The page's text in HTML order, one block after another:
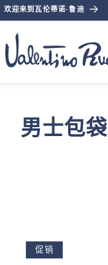
欢迎来到瓦伦蒂诺·鲁迪
收
男士包袋
促销